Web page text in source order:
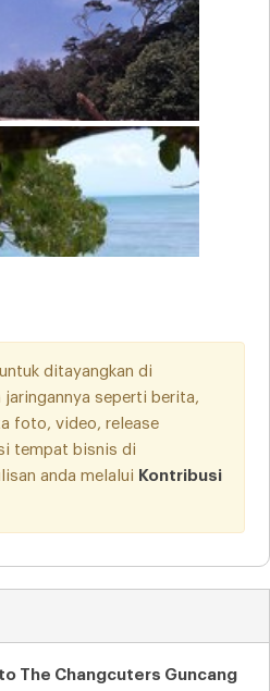
ditayangkan di
seperti berita,
foto, video, release
tempat bisnis di
anda melalui Kontribusi
The Changcuters Guncang